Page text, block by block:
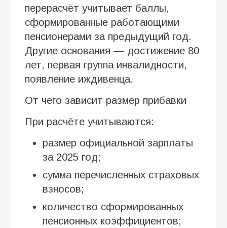
перерасчёт учитывает баллы,
сформированные работающими
пенсионерами за предыдущий год.
Другие основания — достижение 80
лет, первая группа инвалидности,
появление иждивенца.
От чего зависит размер прибавки
При расчёте учитываются:
размер официальной зарплаты
за 2025 год;
сумма перечисленных страховых
взносов;
количество сформированных
пенсионных коэффициентов;